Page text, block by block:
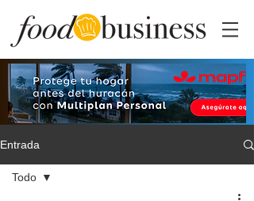
Entrada
Todo